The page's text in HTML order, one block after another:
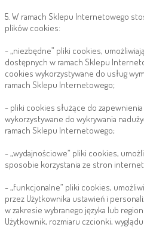
5. W ramach Sklepu Internetowego
plików cookies:
- „niezbędne” pliki cookies,
dostępnych w ramach Sklepu
cookies wykorzystywane do usług
ramach Sklepu Internetowego;
- pliki cookies służące do
wykorzystywane do wykrywania
ramach Sklepu Internetowego;
- „wydajnościowe” pliki cookies,
sposobie korzystania ze stron
- „funkcjonalne” pliki cookies,
przez Użytkownika ustawień i
w zakresie wybranego języka lub
Użytkownik, rozmiaru czcionki,